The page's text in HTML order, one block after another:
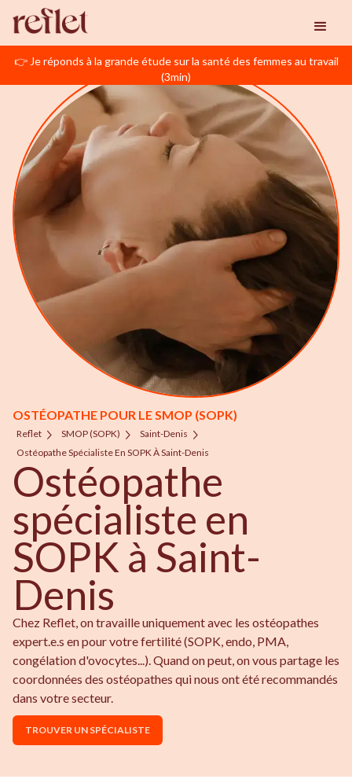
👉 Je réponds à la grande étude sur la santé des femmes au travail
(3min)
OSTÉOPATHE POUR LE SMOP (SOPK)
Reflet SMOP (SOPK)
Saint-Denis
Ostéopathe Spécialiste En SOPK À Saint-Denis
Ostéopathe
spécialiste en
SOPK à Saint-
Denis
Chez Reflet, on travaille uniquement avec les ostéopathes
expert.e.s en pour votre fertilité (SOPK, endo, PMA,
congélation d'ovocytes...). Quand on peut, on vous partage les
coordonnées des ostéopathes qui nous ont été recommandés
dans votre secteur.
TROUVER UN SPÉCIALISTE